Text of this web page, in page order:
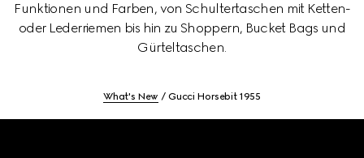
Funktionen und Farben, von Schultertaschen mit Ketten-
oder Lederriemen bis hin zu Shoppern, Bucket Bags und
Gürteltaschen.
What's New Gucci Horsebit 1955